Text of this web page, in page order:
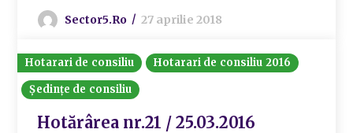
Sector5.ro 27 aprilie 2018
Hotarari de consiliu
Hotarari de consiliu 2016
Ședințe de consiliu
Hotărârea nr.21 / 25.03.2016